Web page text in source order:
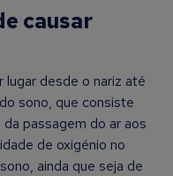
causar
lugar desde o nariz até
sono, que consiste
passagem do ar aos
de oxigénio no
ainda que seja de